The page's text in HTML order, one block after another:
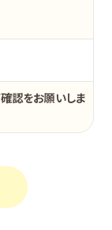
認をお願いしま